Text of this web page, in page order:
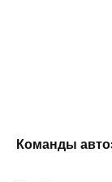
Команды